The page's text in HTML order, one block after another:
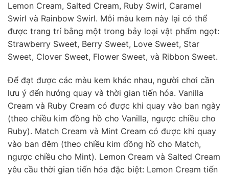
Lemon Cream, Salted Cream, Ruby Swirl, Caramel
Swirl và Rainbow Swirl. Mỗi màu kem này lại có thể
được trang trí bằng một trong bảy loại vật phẩm ngọt:
Strawberry Sweet, Berry Sweet, Love Sweet, Star
Sweet, Clover Sweet, Flower Sweet, và Ribbon Sweet.
Để đạt được các màu kem khác nhau, người chơi cần
lưu ý đến hướng quay và thời gian tiến hóa. Vanilla
Cream và Ruby Cream có được khi quay vào ban ngày
(theo chiều kim đồng hồ cho Vanilla, ngược chiều cho
Ruby). Match Cream và Mint Cream có được khi quay
vào ban đêm (theo chiều kim đồng hồ cho Match,
ngược chiều cho Mint). Lemon Cream và Salted Cream
yêu cầu thời gian tiến hóa đặc biệt: Lemon Cream tiến